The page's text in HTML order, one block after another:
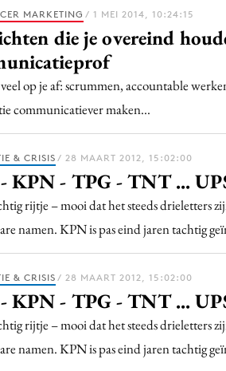
Purpose Marketing
Reputatie & crisis
MARKETING / 1 MEI 2014, 10:24:15
die je overeind
op je af: scrummen, accountable
communicatiever maken...
& CRISIS / 28 MAART 2012, 15:02:00
KPN - TPG - TNT ...
rijtje – mooi dat het steeds drieletters
namen. KPN is pas eind jaren tachtig
& CRISIS / 28 MAART 2012, 15:02:00
KPN - TPG - TNT ...
rijtje – mooi dat het steeds drieletters
namen. KPN is pas eind jaren tachtig